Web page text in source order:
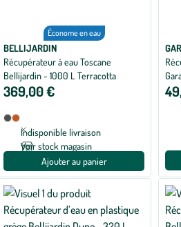
Économe en eau
BELLIJARDIN
Récupérateur à eau Toscane
Bellijardin - 1000 L Terracotta
369,00 €
Disponible
coloris
Anthracite
Terracotta
Indisponible livraison
Voir stock magasin
Ajouter au panier